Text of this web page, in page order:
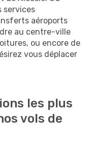
services
aéroports
au centre-ville
ou encore de
vous déplacer
les plus
vols de